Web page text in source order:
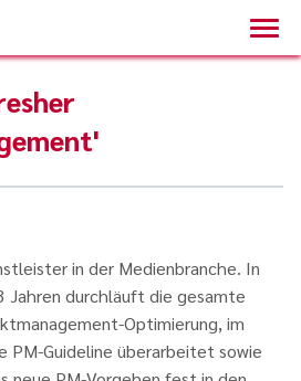
in der Medienbranche. In
Jahren durchläuft die gesamte
Optimierung, im
PM-Guideline überarbeitet sowie